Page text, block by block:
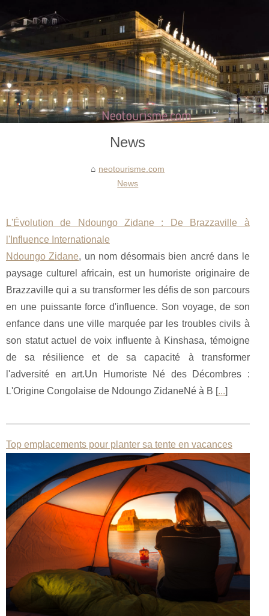
News
neotourisme.com
News
L'Évolution de Ndoungo Zidane : De Brazzaville à
l'Influence Internationale
Ndoungo Zidane, un nom désormais bien ancré dans le
paysage culturel africain, est un humoriste originaire de
Brazzaville qui a su transformer les défis de son parcours
en une puissante force d'influence. Son voyage, de son
enfance dans une ville marquée par les troubles civils à
son statut actuel de voix influente à Kinshasa, témoigne
de sa résilience et de sa capacité à transformer
l'adversité en art.Un Humoriste Né des Décombres :
L'Origine Congolaise de Ndoungo ZidaneNé à B [...]
Top emplacements pour planter sa tente en vacances